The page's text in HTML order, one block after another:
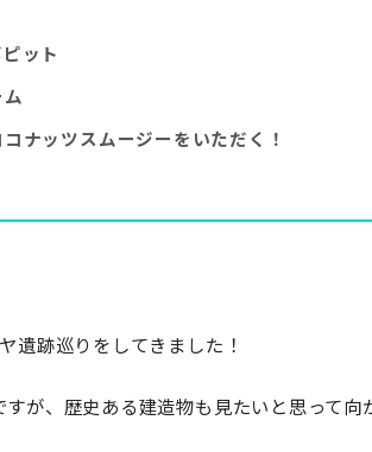
ット
ナッツスムージーをいただく！
遺跡巡りをしてきました！
が、歴史ある建造物も見たいと思って向